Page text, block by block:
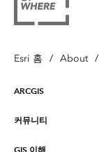
Esri 홈 / About /
ARCGIS
ArcGIS Overview
커뮤니티
GIS 이해